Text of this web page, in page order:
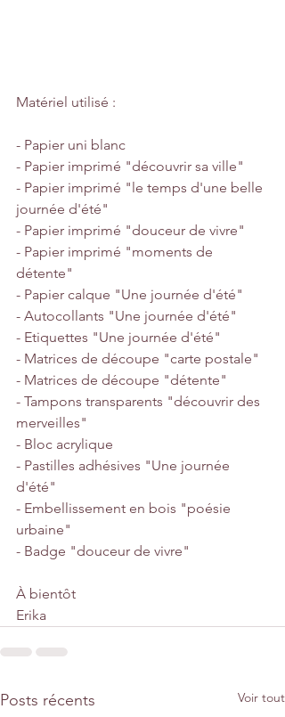
Matériel utilisé :
- Papier uni blanc
- Papier imprimé "découvrir sa ville"
- Papier imprimé "le temps d'une belle
journée d'été"
- Papier imprimé "douceur de vivre"
- Papier imprimé "moments de
détente"
- Papier calque "Une journée d'été"
- Autocollants "Une journée d'été"
- Etiquettes "Une journée d'été"
- Matrices de découpe "carte postale"
- Matrices de découpe "détente"
- Tampons transparents "découvrir des
merveilles"
- Bloc acrylique
- Pastilles adhésives "Une journée
d'été"
- Embellissement en bois "poésie
urbaine"
- Badge "douceur de vivre"
À bientôt
Erika
Posts récents Voir tout